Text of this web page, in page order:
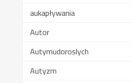
aukapływania
Autor
Autymudoroslych
Autyzm